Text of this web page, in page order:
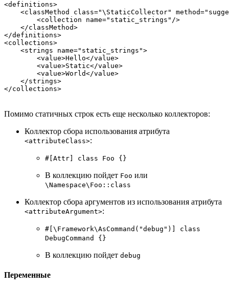
<definitions>
<classMethod class="\StaticCollector"
        <collection name="static_strings"/>
    </classMethod>
</definitions>
<collections>
    <strings name="static_strings">
        <value>Hello</value>
        <value>Static</value>
        <value>World</value>
    </strings>
Помимо статичных строк есть еще несколько коллекторов:
Коллектор сбора использования атрибута
<attributeClass>:
#[Attr] class Foo {}
В коллекцию пойдет Foo или
\Namespace\Foo::class
Коллектор сбора аргументов из использования атрибута
<attributeArgument>:
#[\Framework\AsCommand("debug")] class
DebugCommand {}
В коллекцию пойдет debug
Переменные